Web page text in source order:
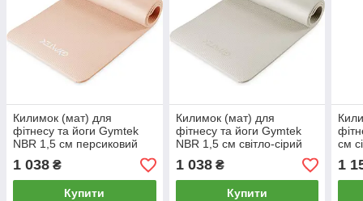
Килимок (мат) для
фітнесу та йоги Gymtek
NBR 1,5 см персиковий
1 038 ₴
Купити
Килимок (мат) для
фітнесу та йоги Gymtek
NBR 1,5 см світло-сірий
1 038₴
Купити
см
1